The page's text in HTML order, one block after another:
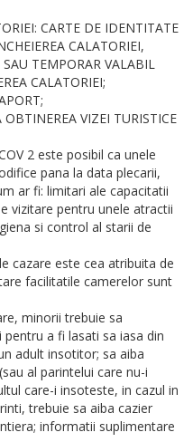
CARTE DE IDENTITATE
CALATORIEI,
TEMPORAR VALABIL
CALATORIEI;
OBTINEREA VIZEI TURISTICE
2 este posibil ca unele
pana la data plecarii,
ar fi: limitari ale capacitatii
vizitare pentru unele atractii
si control al starii de
cazare este cea atribuita de
facilitatile camerelor sunt
minorii trebuie sa
a fi lasati sa iasa din
adult insotitor; sa aiba
al parintelui care nu-i
care-i insoteste, in cazul in
trebuie sa aiba cazier
informatii suplimentare